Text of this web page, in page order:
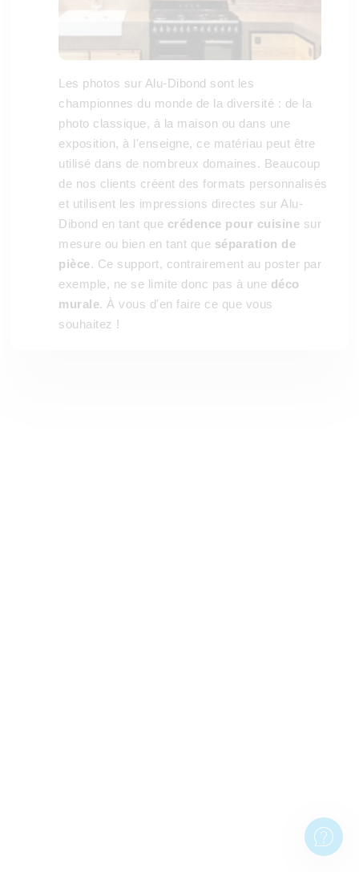
Les photos sur Alu-Dibond sont les
championnes du monde de la diversité : de la
photo classique, à la maison ou dans une
exposition, à l'enseigne, ce matériau peut être
utilisé dans de nombreux domaines. Beaucoup
de nos clients créent des formats personnalisés
et utilisent les impressions directes sur Alu-
Dibond en tant que crédence pour cuisine sur
mesure ou bien en tant que séparation de
pièce. Ce support, contrairement au poster par
exemple, ne se limite donc pas à une déco
murale. À vous d'en faire ce que vous
souhaitez !